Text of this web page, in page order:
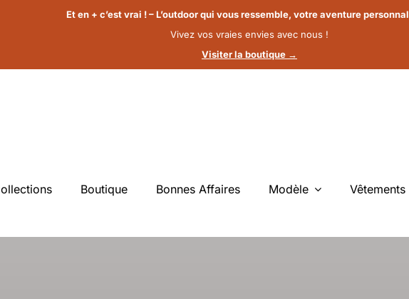
Et en + c’est vrai ! – L’outdoor qui vous ressemble, votre aventure
Vivez vos vraies envies avec nous !
Visiter la boutique →
Boutique Bonnes Affaires Modèle Vêtements